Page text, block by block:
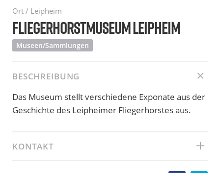
Ort / Leipheim
FLIEGERHORSTMUSEUM LEIPHEIM
Museen/Sammlungen
BESCHREIBUNG
Das Museum stellt verschiedene Exponate aus der
Geschichte des Leipheimer Fliegerhorstes aus.
KONTAKT